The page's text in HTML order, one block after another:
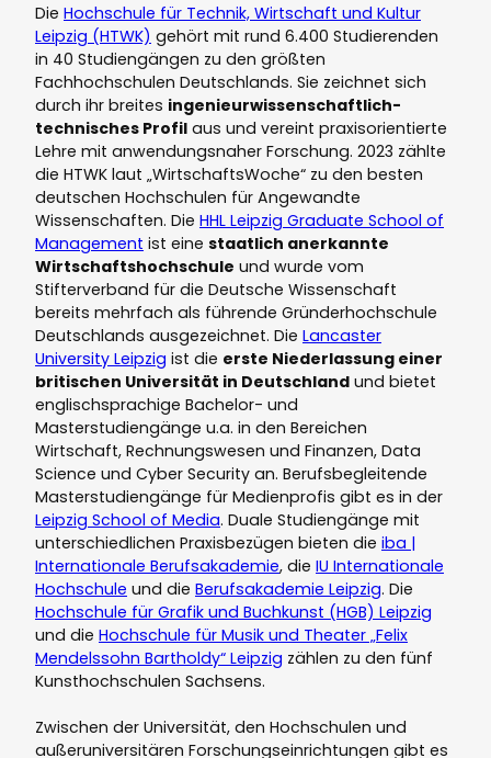
Die Hochschule für Technik, Wirtschaft und Kultur
Leipzig (HTWK) gehört mit rund 6.400 Studierenden
in 40 Studiengängen zu den größten
Fachhochschulen Deutschlands. Sie zeichnet sich
durch ihr breites ingenieurwissenschaftlich-
technisches Profil aus und vereint praxisorientierte
Lehre mit anwendungsnaher Forschung. 2023 zählte
die HTWK laut „WirtschaftsWoche“ zu den besten
deutschen Hochschulen für Angewandte
Wissenschaften. Die HHL Leipzig Graduate School of
Management ist eine staatlich anerkannte
Wirtschaftshochschule und wurde vom
Stifterverband für die Deutsche Wissenschaft
bereits mehrfach als führende Gründerhochschule
Deutschlands ausgezeichnet. Die Lancaster
University Leipzig ist die erste Niederlassung einer
britischen Universität in Deutschland und bietet
englischsprachige Bachelor- und
Masterstudiengänge u.a. in den Bereichen
Wirtschaft, Rechnungswesen und Finanzen, Data
Science und Cyber Security an. Berufsbegleitende
Masterstudiengänge für Medienprofis gibt es in der
Leipzig School of Media. Duale Studiengänge mit
unterschiedlichen Praxisbezügen bieten die iba |
Internationale Berufsakademie, die IU Internationale
Hochschule und die Berufsakademie Leipzig. Die
Hochschule für Grafik und Buchkunst (HGB) Leipzig
und die Hochschule für Musik und Theater „Felix
Mendelssohn Bartholdy“ Leipzig zählen zu den fünf
Kunsthochschulen Sachsens.
Zwischen der Universität, den Hochschulen und
außeruniversitären Forschungseinrichtungen gibt es